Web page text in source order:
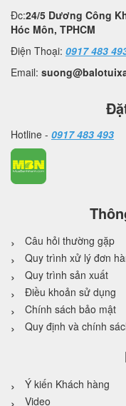
Đc:24/5 Dương Công
Hóc Môn, TPHCM
Điện Thoại: 0917 483
Email:
Hotline - 0917 483 493
Câu hỏi thường gặp
Quy trình xử lý đơn
Quy trình sản xuất
Điều khoản sử dụng
Chính sách bảo mật
Quy định và chính
Ý kiến Khách hàng
Video